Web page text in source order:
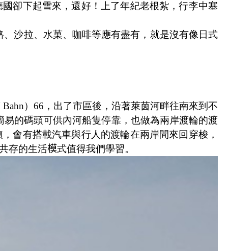
下起雪來，還好！上了年紀老根紮，行李中塞
沙拉、水菓、咖啡等應有盡有，就是沒有像日式
Bahn） 66 ，出了市區後，沿著萊茵河畔往南來到不
的碼頭可供內河船隻停靠，也做為兩岸渡輪的渡
會有搭載汽車與行人的渡輪在兩岸間來回穿梭，
存的生活模式值得我們學習。